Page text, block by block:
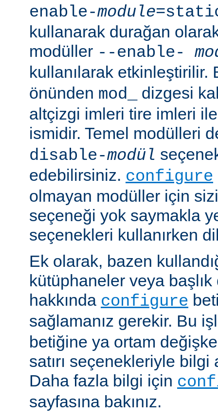
enable-module
kullanarak durağan
modüller --enable-
kullanılarak
önünden mod_
dizgesi
altçizgi imleri tire imleri
ismidir. Temel modülleri
disable-modül
edebilirsiniz. configure
olmayan modüller için
seçeneği yok saymakla
seçenekleri kullanırken
Ek olarak, bazen
kütüphaneler veya başlık
hakkında configure
sağlamanız gerekir. Bu
betiğine ya ortam
satırı seçenekleriyle bilgi
Daha fazla bilgi için
sayfasına bakınız.